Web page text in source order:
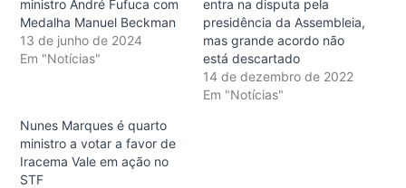
ministro André Fufuca com
Medalha Manuel Beckman
13 de junho de 2024
Em "Notícias"
entra na disputa pela
presidência da Assembleia,
mas grande acordo não
está descartado
14 de dezembro de 2022
Em "Notícias"
Nunes Marques é quarto
ministro a votar a favor de
Iracema Vale em ação no
STF